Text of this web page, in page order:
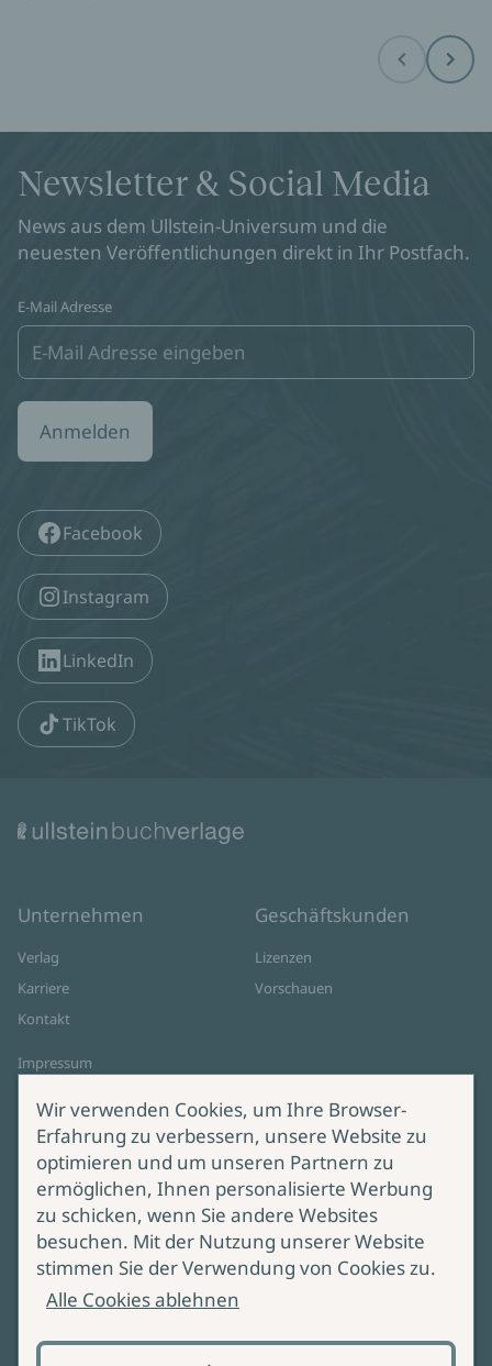
Before Next
Newsletter & Social Media
News aus dem Ullstein-Universum und die
neuesten Veröffentlichungen direkt in Ihr Postfach.
E-Mail Adresse
Anmelden
Facebook
Instagram
LinkedIn
TikTok
Unternehmen
Verlag
Karriere
Kontakt
Impressum
Cookie-Einstellungen
AGB Online Shop
Geschäftskunden
Lizenzen
Vorschauen
Service
Lieferung & Versand
Produktsicherheit
Bei Fragen zur Produktsicherheit
wenden Sie sich bitte an
Wir verwenden Cookies, um Ihre Browser-
Erfahrung zu verbessern, unsere Website zu
optimieren und um unseren Partnern zu
ermöglichen, Ihnen personalisierte Werbung
zu schicken, wenn Sie andere Websites
besuchen. Mit der Nutzung unserer Website
stimmen Sie der Verwendung von Cookies zu.
Alle Cookies ablehnen